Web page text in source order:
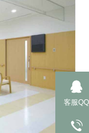
客服QQ